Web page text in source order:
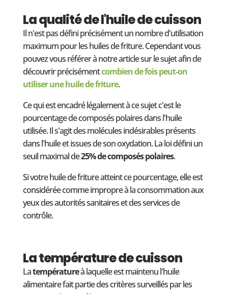
La qualité de l'huile de cuisson
Il n'est pas défini précisément un nombre d'utilisation
maximum pour les huiles de friture. Cependant vous
pouvez vous référer à notre article sur le sujet afin de
découvrir précisémentcombien de fois peut-on
utiliser une huile de friture.
Ce qui est encadré légalement à ce sujet c'est le
pourcentage de composés polaires dans l'huile
utilisée. Il s'agit des molécules indésirables présents
dans l'huile et issues de son oxydation. La loi défini un
seuil maximal de25% de composés polaires.
Si votre huile de friture atteint ce pourcentage, elle est
considérée comme impropre à la consommation aux
yeux des autorités sanitaires et des services de
contrôle.
La température de cuisson
Latempératureà laquelle est maintenu l'huile
alimentaire fait partie des critères surveillés par les